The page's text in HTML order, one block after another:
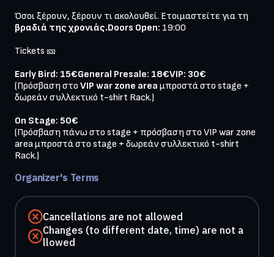
βραδιά της χρονιάς.Doors Open: 19:00
Tickets 🎫
Early Bird: 15€General Presale: 18€VIP: 30€
(Πρόσβαση στο VIP war zone area μπροστά στο stage +
δωρεάν συλλεκτικό t-shirt Rack.)
On Stage: 50€
(Πρόσβαση πάνω στο stage + πρόσβαση στο VIP war zone
area μπροστά στο stage + δωρεάν συλλεκτικό t-shirt
Rack.)
Organizer's Terms
Cancellations are not allowed
Changes (to different date, time) are not a
llowed